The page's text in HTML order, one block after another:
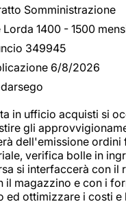
Somministrazione
Lorda 1400 - 1500
349945
6/8/2026
in ufficio acquisti si
gli
dell'emissione
verifica bolle in
si interfaccerà con il
il magazzino e con i
ed ottimizzare i costi e